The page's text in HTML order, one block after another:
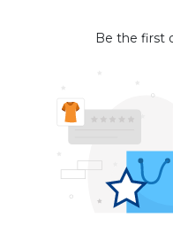
Be the first